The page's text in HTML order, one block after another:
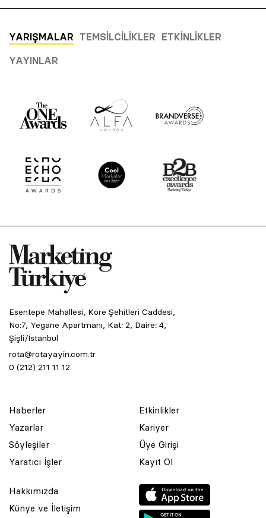
YARIŞMALAR TEMSILCILIKLER ETKINLIKLER
YAYINLAR
Esentepe Mahallesi, Kore Şehitleri Caddesi,
No:7, Yegane Apartmanı, Kat: 2, Daire: 4,
Şişli/İstanbul
rota@rotayayin.com.tr
0 (212) 211 11 12
Haberler
Yazarlar
Söyleşiler
Yaratıcı İşler
Etkinlikler
Kariyer
Üye Girişi
Kayıt Ol
Hakkımızda
Künye ve İletişim